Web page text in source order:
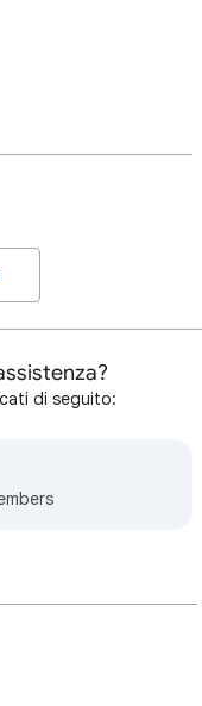
di seguito: